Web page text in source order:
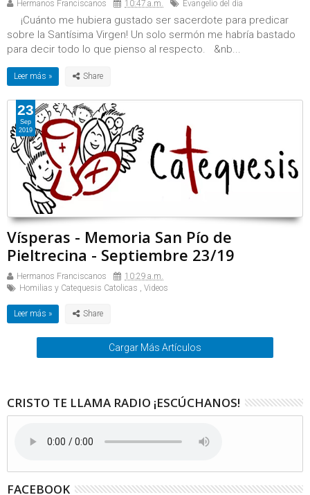
Hermanos Franciscanos 10:47 a.m. Evangelio del dia
¡Cuánto me hubiera gustado ser sacerdote para predicar
sobre la Santísima Virgen! Un solo sermón me habría bastado
para decir todo lo que pienso al respecto. &nb...
Leer más »
Vísperas - Memoria San Pío de
Pieltrecina - Septiembre 23/19
Hermanos Franciscanos
10:29 a.m.
Homilias y Catequesis Catolicas , Videos
Leer más »
23
Sep
2019
Cargar Más Artículos
CRISTO TE LLAMA RADIO ¡ESCÚCHANOS!
FACEBOOK